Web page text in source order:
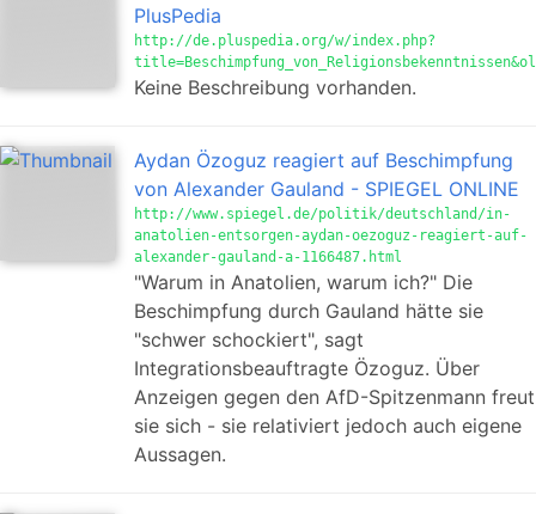
PlusPedia
http://de.pluspedia.org/w/index.php?
Keine Beschreibung vorhanden.
Aydan Özoguz reagiert auf Beschimpfung
von Alexander Gauland - SPIEGEL ONLINE
http://www.spiegel.de/politik/deutschland/in-
anatolien-entsorgen-aydan-oezoguz-reagiert-auf-
alexander-gauland-a-1166487.html
"Warum in Anatolien, warum ich?" Die
Beschimpfung durch Gauland hätte sie
"schwer schockiert", sagt
Integrationsbeauftragte Özoguz. Über
Anzeigen gegen den AfD-Spitzenmann freut
sie sich - sie relativiert jedoch auch eigene
Aussagen.